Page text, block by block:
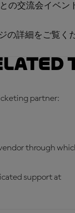
の交流会イベン
の詳細をご覧く
partner:
through
support at